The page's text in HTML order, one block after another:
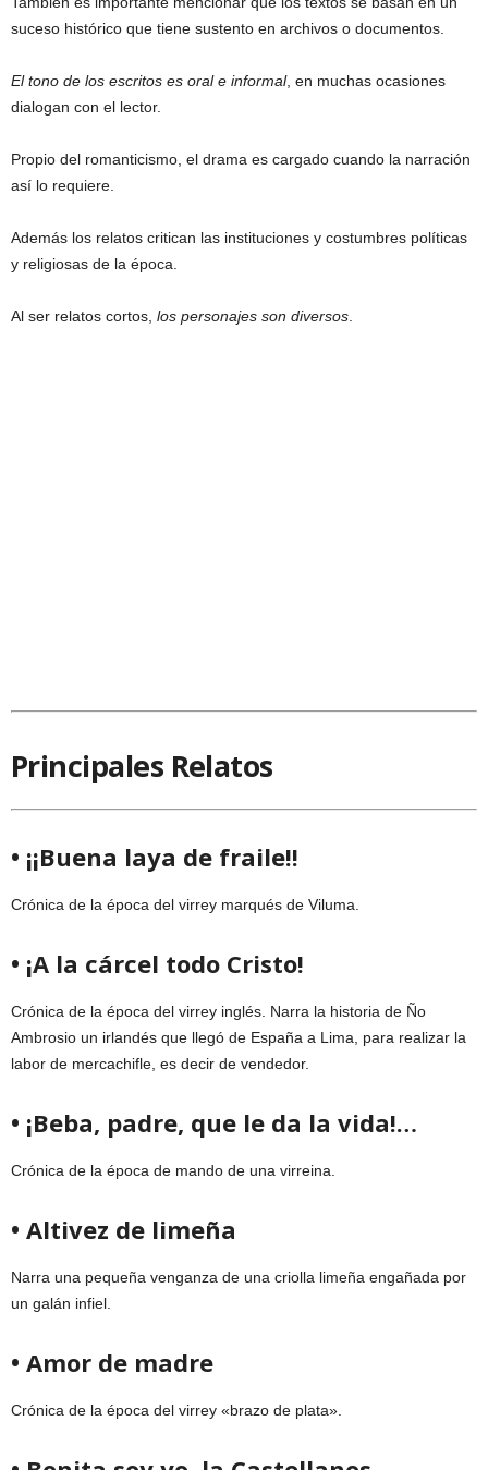
suceso histórico que tiene sustento en archivos o documentos.
El tono de los escritos es oral e informal, en muchas ocasiones
dialogan con el lector.
Propio del romanticismo, el drama es cargado cuando la narración
así lo requiere.
Además los relatos critican las instituciones y costumbres políticas
y religiosas de la época.
Al ser relatos cortos, los personajes son diversos
Principales Relatos
• ¡¡Buena laya de fraile!!
Crónica de la época del virrey marqués de Viluma.
• ¡A la cárcel todo Cristo!
Crónica de la época del virrey inglés. Narra la historia de Ño
Ambrosio un irlandés que llegó de España a Lima, para realizar la
labor de mercachifle, es decir de vendedor.
• ¡Beba, padre, que le da la vida!…
Crónica de la época de mando de una virreina.
• Altivez de limeña
Narra una pequeña venganza de una criolla limeña engañada por
un galán infiel.
• Amor de madre
Crónica de la época del virrey «brazo de plata».